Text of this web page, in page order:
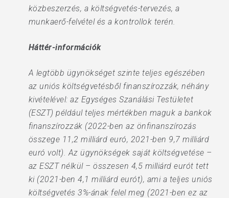
közbeszerzés, a költségvetés-tervezés, a
munkaerő-felvétel és a kontrollok terén.
Háttér-információk
A legtöbb ügynökséget szinte teljes egészében
az uniós költségvetésből finanszírozzák, néhány
kivételével: az Egységes Szanálási Testületet
(ESZT) például teljes mértékben maguk a bankok
finanszírozzák (2022-ben az önfinanszírozás
összege 11,2 milliárd euró, 2021-ben 9,7 milliárd
euró volt). Az ügynökségek saját költségvetése –
az ESZT nélkül – összesen 4,5 milliárd eurót tett
ki (2021-ben 4,1 milliárd eurót), ami a teljes uniós
költségvetés 3%-ának felel meg (2021-ben ez az